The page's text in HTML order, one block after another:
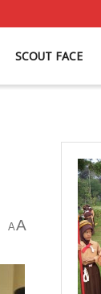
SCOUT FACE
AA